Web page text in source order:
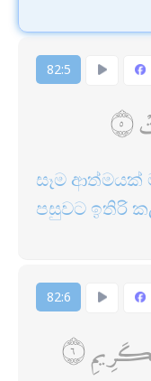
82:5
සෑම ආත්මයක්
පසුවට ඉතිරි
82:6